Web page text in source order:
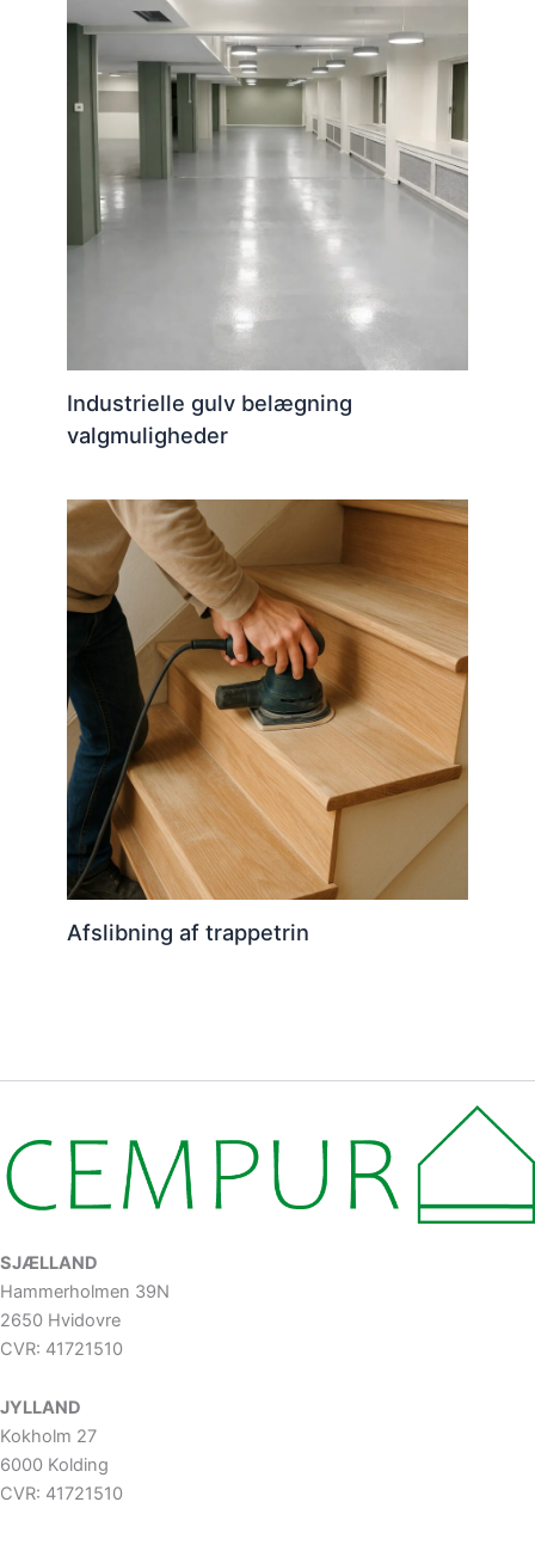
Industrielle gulv belægning
valgmuligheder
Afslibning af trappetrin
SJÆLLAND
Hammerholmen 39N
2650 Hvidovre
CVR: 41721510
JYLLAND
Kokholm 27
6000 Kolding
CVR: 41721510